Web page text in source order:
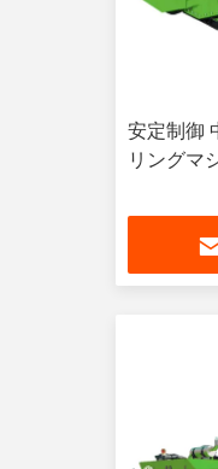
安定制御
リングマ